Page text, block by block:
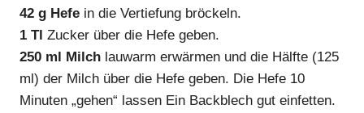
42 g Hefe in die Vertiefung bröckeln.
1 Tl Zucker über die Hefe geben.
250 ml Milch lauwarm erwärmen und die Hälfte (125
ml) der Milch über die Hefe geben. Die Hefe 10
Minuten „gehen“ lassen Ein Backblech gut einfetten.